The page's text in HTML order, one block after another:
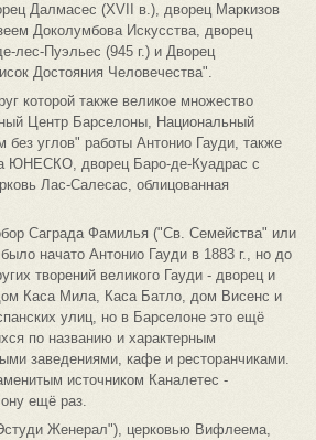
Далмасес (XVII в.), дворец Маркизов
Доколумбова Искусства, дворец
лес-Пуэльес (945 г.) и Дворец
Достояния Человечества".
которой также великое множество
Центр Барселоны, Национальный
углов" работы Антонио Гауди, также
ЮНЕСКО, дворец Баро-де-Куадрас с
Лас-Салесас, облицованная
Саграда Фамилья ("Св. Семейства" или
начато Антонио Гауди в 1883 г., но до
творений великого Гауди - дворец и
Каса Мила, Каса Батло, дом Висенс и
улиц, но в Барселоне это ещё
по названию и характерным
заведениями, кафе и ресторанчиками.
источником Каналетес -
ещё раз.
Женерал"), церковью Вифлеема,